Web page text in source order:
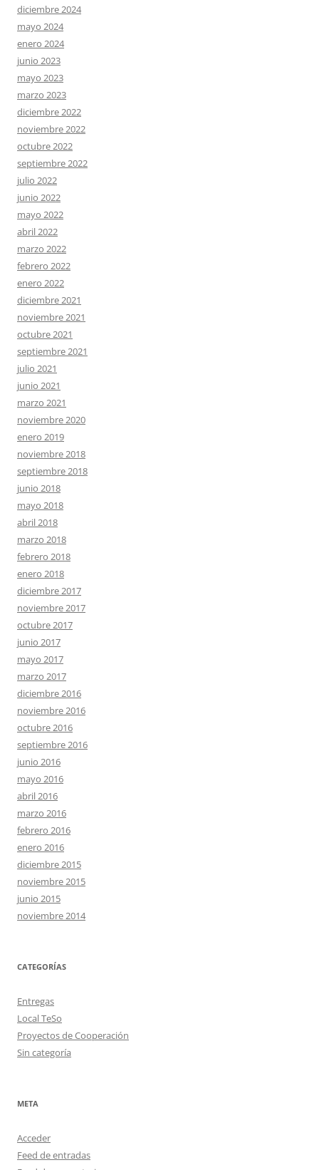
diciembre 2024
mayo 2024
enero 2024
junio 2023
mayo 2023
marzo 2023
diciembre 2022
noviembre 2022
octubre 2022
septiembre 2022
julio 2022
junio 2022
mayo 2022
abril 2022
marzo 2022
febrero 2022
enero 2022
diciembre 2021
noviembre 2021
octubre 2021
septiembre 2021
julio 2021
junio 2021
marzo 2021
noviembre 2020
enero 2019
noviembre 2018
septiembre 2018
junio 2018
mayo 2018
abril 2018
marzo 2018
febrero 2018
enero 2018
diciembre 2017
noviembre 2017
octubre 2017
junio 2017
mayo 2017
marzo 2017
diciembre 2016
noviembre 2016
octubre 2016
septiembre 2016
junio 2016
mayo 2016
abril 2016
marzo 2016
febrero 2016
enero 2016
diciembre 2015
noviembre 2015
junio 2015
noviembre 2014
CATEGORÍAS
Entregas
Local TeSo
Proyectos de Cooperación
Sin categoría
META
Acceder
Feed de entradas